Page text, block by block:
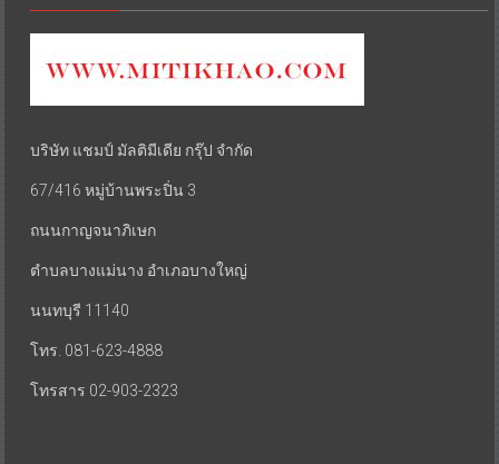
บริษัท แชมป์ มัลติมีเดีย กรุ๊ป จำกัด
67/416 หมู่บ้านพระปิ่น 3
ถนนกาญจนาภิเษก
ตำบลบางแม่นาง อำเภอบางใหญ่
นนทบุรี 11140
โทร. 081-623-4888
โทรสาร 02-903-2323